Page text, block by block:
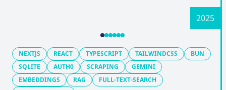
NEXTJS REACT TYPESCRIPT TAILWINDCSS
BUN
SQLITE
AUTH0 SCRAPING
GEMINI
EMBEDDINGS
RAG
FULL-TEXT-SEARCH